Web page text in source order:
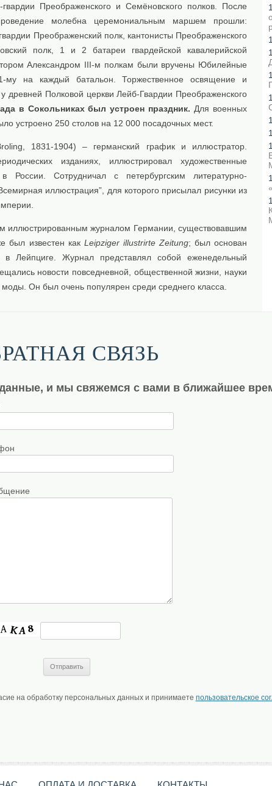
Преображенского и Семёновского полков. После
молебна церемониальным маршем прошли:
Преображенский полк, кантонисты Преображенского
полк, 1 и 2 батареи гвардейской кавалерийской
Александром III-м полкам были вручены Юбилейные
му на каждый батальон. Торжественное освящение и
древней Полковой церкви Лейб-Гвардии Преображенского
в Сокольниках был устроен праздник. Для военных
устроено 250 столов на 12 000 посадочных мест.
1831-1904) – германский график и иллюстратор.
изданиях, иллюстрировал художественные
России. Сотрудничал с петербургским литературно-
иллюстрация”, для которого присылал рисунки из
иллюстрированным журналом Германии, существовавшим
был известен как Leipziger illustrirte Zeitung; был основан
Лейпциге. Журнал представлял собой еженедельный
новости повседневной, общественной жизни, науки
моды. Он был очень популярен среди среднего класса.
СВЯЗЬ
и мы свяжемся с вами в ближайшее
на обработку персональных данных и принимаете пользовательское